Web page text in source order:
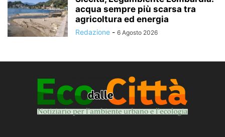
acqua sempre più scarsa tra
agricoltura ed energia
Redazione - 6 Agosto 2026